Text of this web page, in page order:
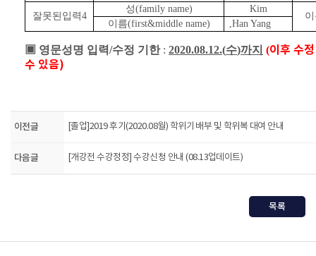
잘못된입력4
성(family name) Kim
이름(first&middle name) ,Han Yang
▣ 영문성명 입력/수정 기한: 2020.08.12.(수)까지 (이후 수
수 있음)
이전글 [졸업]2019 후기(2020.08월) 학위기 배부 및 학위복 대여 안내
다음글 [개강전 수강정정] 수강신청 안내 (08.13업데이트)
목록